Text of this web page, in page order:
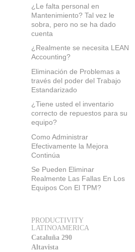
¿Le falta personal en
Mantenimiento? Tal vez le
sobra, pero no se ha dado
cuenta
¿Realmente se necesita LEAN
Accounting?
Eliminación de Problemas a
través del poder del Trabajo
Estandarizado
¿Tiene usted el inventario
correcto de repuestos para su
equipo?
Como Administrar
Efectivamente la Mejora
Continúa
Se Pueden Eliminar
Realmente Las Fallas En Los
Equipos Con El TPM?
PRODUCTIVITY
LATINOAMERICA
Cataluña 290
Altavista